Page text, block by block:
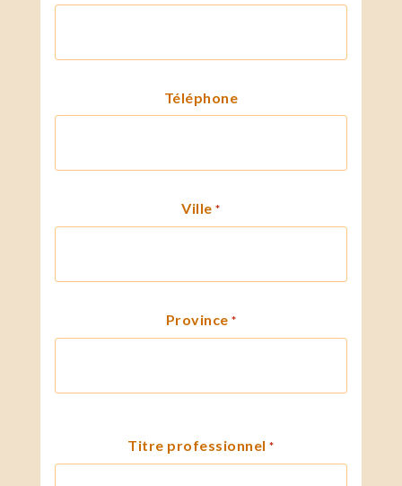
Téléphone
Ville *
Province *
Titre professionnel *